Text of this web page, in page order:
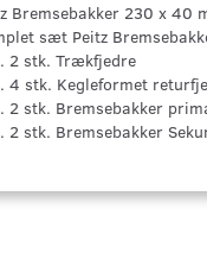
Bremsebakker 230 x 40
sæt Peitz
2 stk. Trækfjedre
4 stk. Kegleformet
2 stk. Bremsebakker
2 stk. Bremsebakker